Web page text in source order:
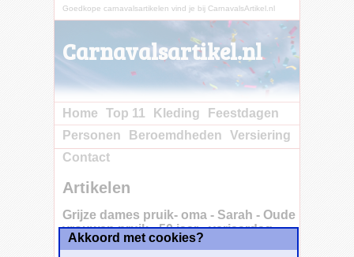
Goedkope carnavalsartikelen vind je bij CarnavalsArtikel.nl
Carnavalsartikel.nl
Home Top 11 Kleding
Feestdagen
Personen
Beroemdheden
Versiering
Contact
Artikelen
Grijze dames pruik- oma - Sarah - Oude
vrouwen pruik - 50 jaar - verjaardag
Akkoord met cookies?